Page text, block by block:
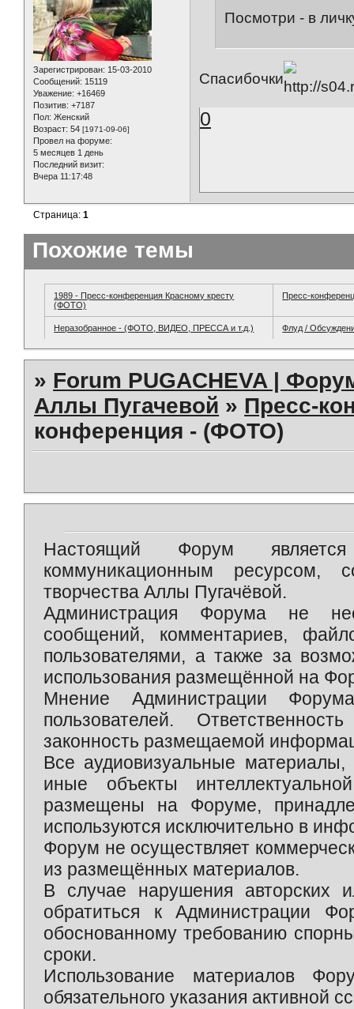
Зарегистрирован: 15-03-2010
Сообщений: 15119
Уважение: +16469
Позитив: +7187
Пол: Женский
Возраст: 54 [1971-09-06]
Провел на форуме:
5 месяцев 1 день
Последний визит:
Вчера 11:17:48
Посмотри - в
Спасибочки
0
Страница:1
Похожие темы
1989 - Пресс-конференция Красному кресту
(ФОТО)
Пресс-
Неразобранное - (ФОТО, ВИДЕО, ПРЕССА и т.д.) Флуд /
» Forum PUGACHEVA |
Аллы Пугачевой » Пресс-
конференция - (ФОТО)
Настоящий Форум является
коммуникационным ресурсом,
творчества Аллы Пугачёвой.
Администрация Форума не
сообщений, комментариев,
пользователями, а также за
использования размещённой на
Мнение Администрации
пользователей.
законность размещаемой
Все аудиовизуальные
иные объекты
размещены на Форуме,
используются исключительно в
Форум не осуществляет
из размещённых материалов.
В случае нарушения авторских
обратиться к Администрации
обоснованному требованию
сроки.
Использование материалов
обязательного указания активной